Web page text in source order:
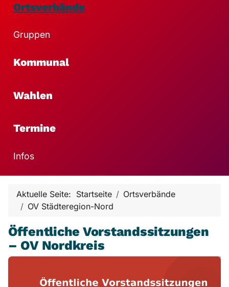
Ortsverbände
Gruppen
Kommunal
Wahlen
Termine
Infos
Aktuelle Seite: Startseite
Ortsverbände
OV Städteregion-Nord
Öffentliche Vorstandssitzungen
– OV Nordkreis